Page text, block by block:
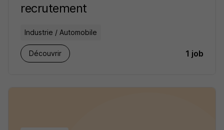
recrutement
Industrie / Automobile
Découvrir 1 job